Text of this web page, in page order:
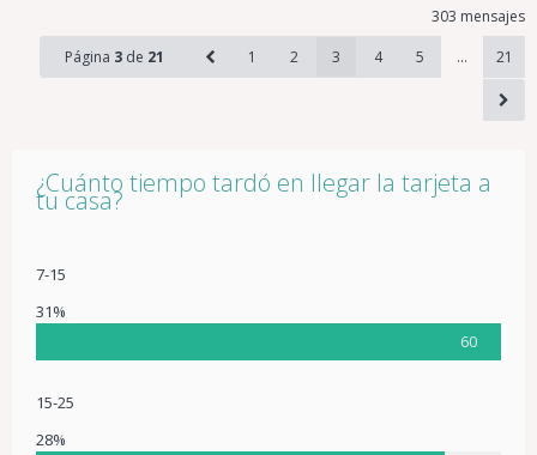
303 mensajes
Página 3 de 21 1 2 3 4 5 … 21
¿Cuánto tiempo tardó en llegar la tarjeta a
tu casa?
7-15
31%
60
15-25
28%